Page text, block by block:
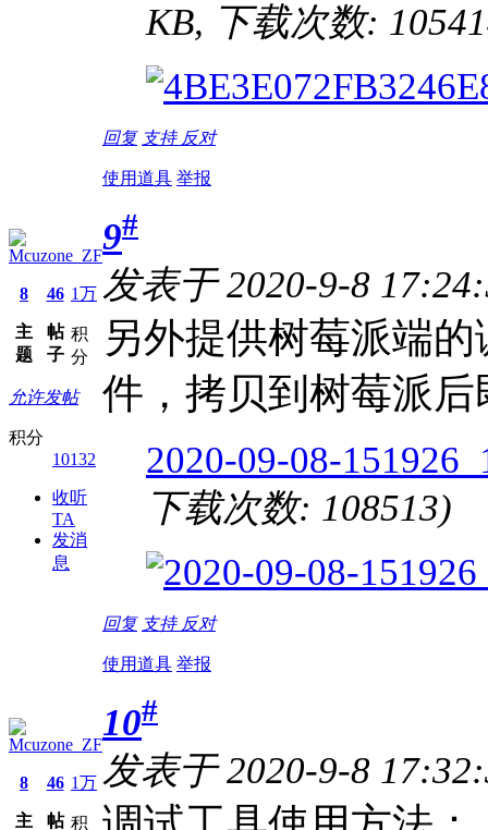
KB, 下载次数:
回复 支持 反对
使用道具 举报
Mcuzone_ZF
8
主
题
46
帖
子
1万
积
分
允许发帖
积分
10132
收听
TA
发消
息
9#
发表于 2020-9-8
另外提供树莓派端
件，拷贝到树莓派
2020-09-08-
下载次数: 108513)
回复 支持 反对
使用道具 举报
Mcuzone_ZF
8
主
46
帖
1万
积
10#
发表于 2020-9-8